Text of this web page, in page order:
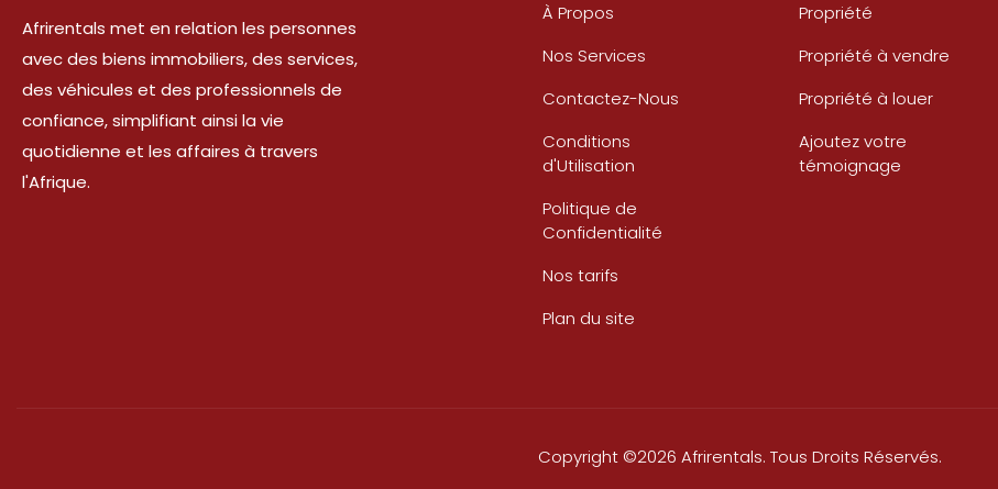
Afrirentals met en relation les personnes
avec des biens immobiliers, des services,
des véhicules et des professionnels de
confiance, simplifiant ainsi la vie
quotidienne et les affaires à travers
l'Afrique.
À Propos
Nos Services
Contactez-Nous
Conditions
d'Utilisation
Politique de
Confidentialité
Nos tarifs
Plan du site
Propriété
Propriété à vendre
Propriété à louer
Ajoutez votre
témoignage
Copyright ©2026 Afrirentals. Tous Droits Réservés.